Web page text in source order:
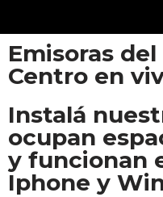
Saltar
al
contenido
Emisoras
Centro en
Instalá
ocupan
y funcionan
Iphone y